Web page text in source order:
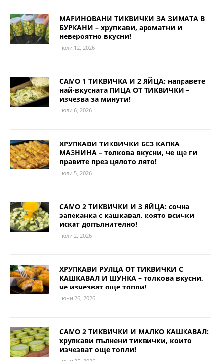
МАРИНОВАНИ ТИКВИЧКИ ЗА ЗИМАТА В
БУРКАНИ – хрупкави, ароматни и
невероятно вкусни!
юли 12, 2026
САМО 1 ТИКВИЧКА И 2 ЯЙЦА: направете
най-вкусната ПИЦА ОТ ТИКВИЧКИ –
изчезва за минути!
юли 6, 2026
ХРУПКАВИ ТИКВИЧКИ БЕЗ КАПКА
МАЗНИНА – толкова вкусни, че ще ги
правите през цялото лято!
юли 5, 2026
САМО 2 ТИКВИЧКИ И 3 ЯЙЦА: сочна
запеканка с кашкавал, която всички
искат допълнително!
юли 2, 2026
ХРУПКАВИ РУЛЦА ОТ ТИКВИЧКИ С
КАШКАВАЛ И ШУНКА – толкова вкусни,
че изчезват още топли!
юни 26, 2026
САМО 2 ТИКВИЧКИ И МАЛКО КАШКАВАЛ:
хрупкави пълнени тиквички, които
изчезват още топли!